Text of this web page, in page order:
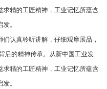
精的工匠精神，工业记忆所蕴含
。
认真聆听讲解，仔细观摩展品，
后的精神传承。从新中国工业发
精的工匠精神，工业记忆所蕴含
。